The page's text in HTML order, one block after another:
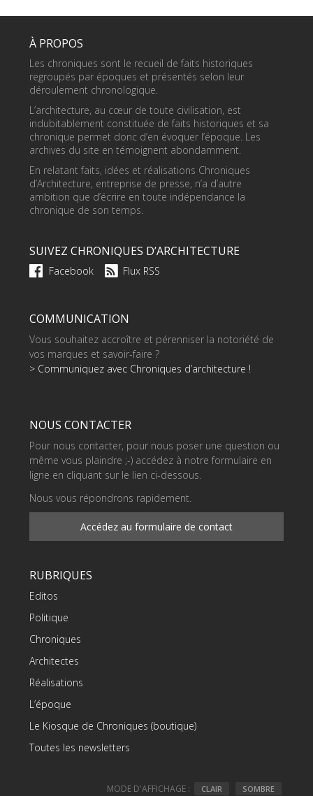
À PROPOS
Les chroniques sont le recueil de faits historiques
regroupés par époques et présentés selon leur
déroulement chronologique.
L’architecture, au cœur de toute civilisation, est
indubitablement constituée de faits historiques et sa
chronique permet donc d’en évoquer l’époque. Les
archives du site en témoignent abondamment.
En relatant faits, idées et réalisations Chroniques
d’Architecture, entreprise de presse, n’a d’autre
ambition que d’écrire en toute indépendance la
chronique de son temps.
SUIVEZ CHRONIQUES D’ARCHITECTURE
Facebook Flux RSS
COMMUNICATION
Vous souhaitez accroître et pérenniser la notoriété de
vos marques et savoir-faire ?
> Communiquez avec Chroniques d’architecture !
NOUS CONTACTER
Pour nous contacter, pour nous poser une question ou
même vous plaindre ;-) accédez à notre formulaire en
ligne en cliquant sur le lien ci-dessous.
Nous vous répondrons rapidement.
Accédez au formulaire de contact
RUBRIQUES
Editos
Politique
Chroniques
Architectes
Réalisations
L’époque
Le Kiosque de Chroniques (boutique)
Toutes les newsletters
MODE D'AFFICHAGE : CLAIR SOMBRE